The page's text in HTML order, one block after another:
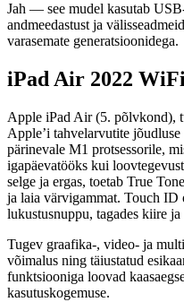
Jah — see mudel kasutab
andmeedastust ja
varasemate generatsioonidega.
iPad Air 2022
Apple iPad Air (5. põlvkond),
Apple’i tahvelarvutite
pärinevale M1 protsessorile,
igapäevatööks kui
selge ja ergas, toetab True
ja laia värvigammat. Touch ID
lukustusnuppu, tagades kiire
Tugev graafika-, video- ja
võimalus ning täiustatud
funktsiooniga loovad
kasutuskogemuse.